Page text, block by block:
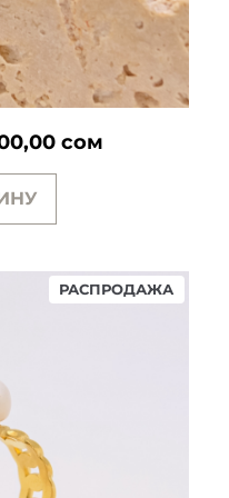
сомТекущая
РАСПРОДАЖА
ТОВАР